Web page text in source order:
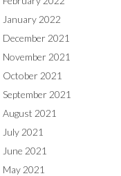
January 2022
December 2021
November 2021
October 2021
September 2021
August 2021
July 2021
June 2021
May 2021